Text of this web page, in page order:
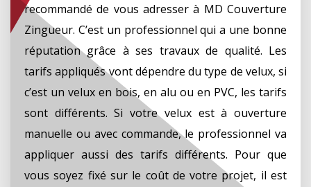
recommandé de vous adresser à MD Couverture
Zingueur. C’est un professionnel qui a une bonne
réputation grâce à ses travaux de qualité. Les
tarifs appliqués vont dépendre du type de velux, si
c’est un velux en bois, en alu ou en PVC, les tarifs
sont différents. Si votre velux est à ouverture
manuelle ou avec commande, le professionnel va
appliquer aussi des tarifs différents. Pour que
vous soyez fixé sur le coût de votre projet, il est